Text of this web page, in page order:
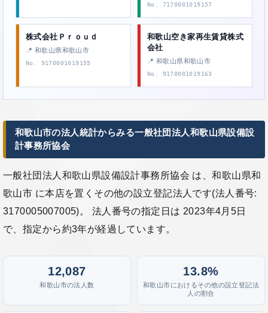
No. 7170001019157
株式会社Ｐｒｏｕｄ
📍 和歌山県和歌山市
No. 9170001019155
和歌山空き家再生賃貸株式
会社
📍 和歌山県和歌山市
No. 9170001019163
和歌山市の法人統計からみる一般社団法人和歌山県設備設
計事務所協会
一般社団法人和歌山県設備設計事務所協会 は、和歌山県和
歌山市 に本店を置くその他の設立登記法人です(法人番号:
3170005007005)。 法人番号の指定日は 2023年4月5日
で、指定から約3年が経過しています。
12,087
和歌山市の法人数
13.8%
和歌山市におけるその他の設立登記法
人の割合